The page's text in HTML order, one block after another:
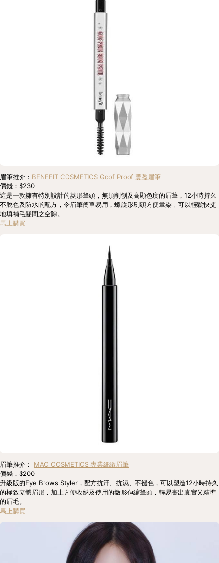
眉筆推介： BENEFIT COSMETICS Goof Proof 豐盈眉筆
價錢：$230
這是一款擁有特別設計的菱形筆頭，無須削刨及高顯色度的眉筆，12小時持久
不脫色及防水的配方，令眉筆簡單易用，螺旋形刷頭方便暈染，可以輕鬆快捷
地填補毛髮間之空隙。
馬上購買
眉筆推介： MAC COSMETICS 專業細緻眉筆
價錢：$200
升級版的Eye Brows Styler，配方抗汗、抗濕、不褪色，可以塑造12小時持久
的極致立體眉形，加上方便收納及使用的微形伸縮筆頭，輕易畫出真實又精準
的眉毛。
馬上購買